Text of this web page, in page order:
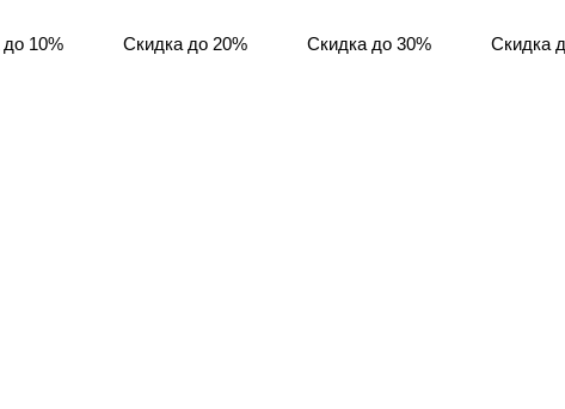
10% Скидка до 20% Скидка до 30% Скидка